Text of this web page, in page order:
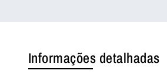
Informações detalhadas